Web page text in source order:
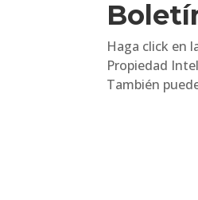
Haga click en
Propiedad
También